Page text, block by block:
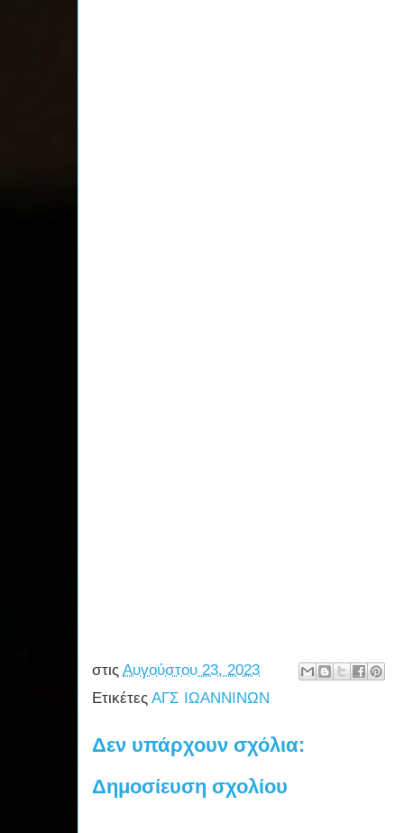
στις Αυγούστου 23, 2023
Ετικέτες ΑΓΣ ΙΩΑΝΝΙΝΩΝ
Δεν υπάρχουν σχόλια:
Δημοσίευση σχολίου